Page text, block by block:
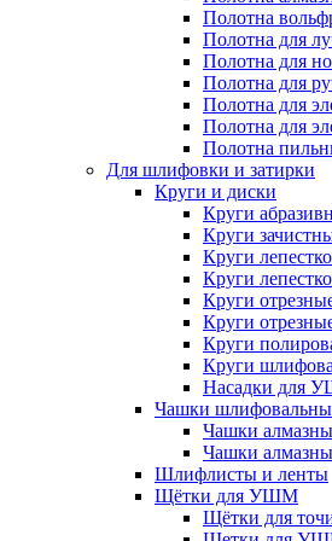
Полотна
Полотна для
Полотна для
Полотна для
Полотна для
Полотна для
Полотна
Для шлифовки и затирки
Круги и диски
Круги
Круги
Круги
Круги
Круги
Круги
Круги
Круги
Насадки для
Чашки
Чашки
Чашки
Шлифлисты и ленты
Щётки для УШМ
Щётки для